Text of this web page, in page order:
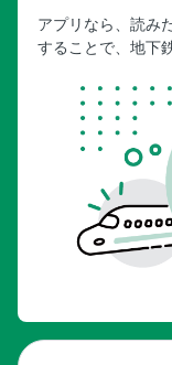
アプリなら、読み
することで、地下